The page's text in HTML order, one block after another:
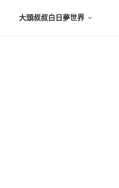
大頭叔叔白日夢世界